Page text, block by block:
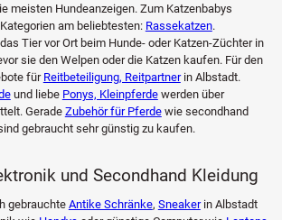
meisten Hundeanzeigen. Zum Katzenbabys
am beliebtesten: Rassekatzen.
Tier vor Ort beim Hunde- oder Katzen-Züchter in
sie den Welpen oder die Katzen kaufen. Für den
für Reitbeteiligung, Reitpartnerin Albstadt.
und liebe Ponys, Kleinpferdewerden über
Gerade Zubehör für Pferdewie secondhand
gebraucht sehr günstig zu kaufen.
und Secondhand Kleidung
gebrauchte Antike Schränke, Sneakerin Albstadt